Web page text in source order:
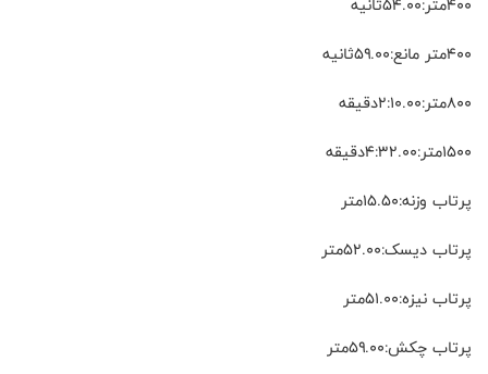
۴۰۰متر مانع:۵۹.۰۰ثانیه
۸۰۰متر:۲:۱۰.۰۰دقیقه
۱۵۰۰متر:۴:۳۲.۰۰دقیقه
پرتاب وزنه:۱۵.۵۰متر
پرتاب دیسک:۵۲.۰۰متر
پرتاب نیزه:۵۱.۰۰متر
پرتاب چکش:۵۹.۰۰متر